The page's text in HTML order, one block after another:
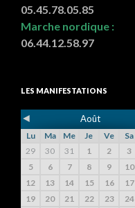
05.45.78.05.85
Marche nordique :
06.44.12.58.97
LES MANIFESTATIONS
◄ Août
Lu Ma Me Je Ve Sa
29
30 31 1 2 3
5
6 7 8 9 10
12
13 14 15 16 17
19
20 21 22 23 24